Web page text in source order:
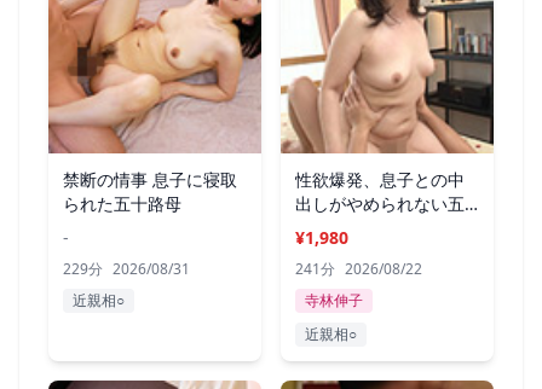
禁断の情事 息子に寝取
られた五十路母
-
229分 2026/08/31
近親相○
性欲爆発、息子との中
出しがやめられない五
十路母 240分
¥1,980
241分 2026/08/22
寺林伸子
近親相○